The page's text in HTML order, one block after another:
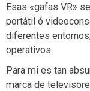
Esas «gafas VR»
portátil ó
diferentes
operativos.
Para mi es tan
marca de